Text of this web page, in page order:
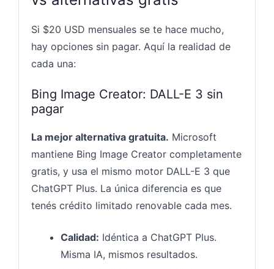
Si $20 USD mensuales se te hace mucho,
hay opciones sin pagar. Aquí la realidad de
cada una:
Bing Image Creator: DALL-E 3 sin
pagar
La mejor alternativa gratuita. Microsoft
mantiene Bing Image Creator completamente
gratis, y usa el mismo motor DALL-E 3 que
ChatGPT Plus. La única diferencia es que
tenés crédito limitado renovable cada mes.
Calidad: Idéntica a ChatGPT Plus.
Misma IA, mismos resultados.